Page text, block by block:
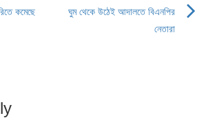
কমেছে
ঘুম থেকে উঠেই আদালতে বিএনপির
নেতারা